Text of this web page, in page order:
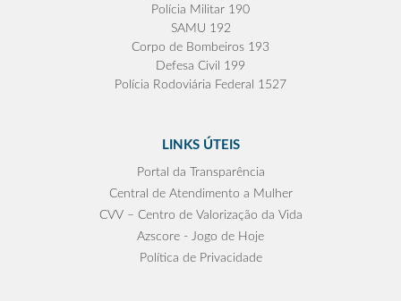
Polícia Militar 190
SAMU 192
Corpo de Bombeiros 193
Defesa Civil 199
Polícia Rodoviária Federal 1527
LINKS ÚTEIS
Portal da Transparência
Central de Atendimento a Mulher
CVV – Centro de Valorização da Vida
Azscore - Jogo de Hoje
Política de Privacidade